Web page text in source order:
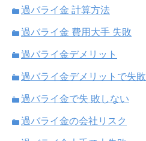
過バライ金 計算方法
過バライ金 費用大手 失敗
過バライ金デメリット
過バライ金デメリットで失敗
過バライ金で失 敗しない
過バライ金の会社リスク